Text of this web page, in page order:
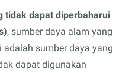
tidak dapat diperbaharui
, sumber daya alam yang
sumber daya yang
dapat digunakan